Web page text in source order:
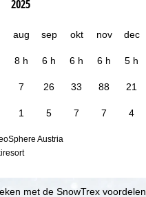
2025
aug sep okt nov dec
8 h 6 h 6 h 6 h 5 h
7 26 33 88 21
1 5 7 7 4
Austria
met de SnowTrex voordelen